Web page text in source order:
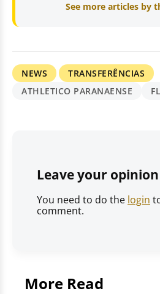
See more articles by
NEWS
TRANSFERÊNCIAS
ATHLETICO PARANAENSE
Leave your opinion
You need to do the login
comment.
More Read